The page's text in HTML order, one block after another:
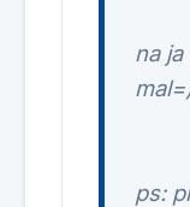
na
ps: